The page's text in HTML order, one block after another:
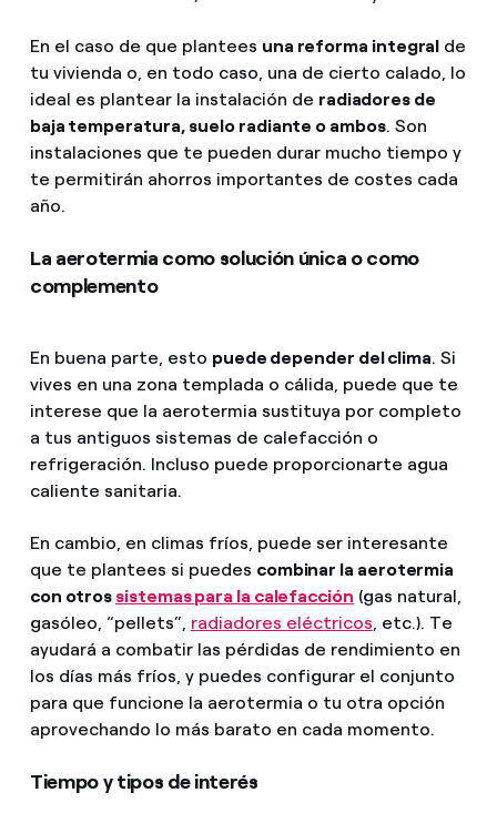
En el caso de que plantees una reforma integral de
tu vivienda o, en todo caso, una de cierto calado, lo
ideal es plantear la instalación de radiadores de
baja temperatura, suelo radiante o ambos. Son
instalaciones que te pueden durar mucho tiempo y
te permitirán ahorros importantes de costes cada
año.
La aerotermia como solución única o como
complemento
En buena parte, esto puede depender del clima. Si
vives en una zona templada o cálida, puede que te
interese que la aerotermia sustituya por completo
a tus antiguos sistemas de calefacción o
refrigeración. Incluso puede proporcionarte agua
caliente sanitaria.
En cambio, en climas fríos, puede ser interesante
que te plantees si puedes combinar la aerotermia
con otros sistemas para la calefacción (gas natural,
gasóleo, “pellets”, radiadores eléctricos, etc.). Te
ayudará a combatir las pérdidas de rendimiento en
los días más fríos, y puedes configurar el conjunto
para que funcione la aerotermia o tu otra opción
aprovechando lo más barato en cada momento.
Tiempo y tipos de interés